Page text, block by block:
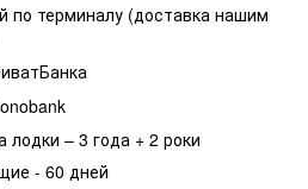
по терминалу (доставка нашим
лодки – 3 года + 2 роки
- 60 дней